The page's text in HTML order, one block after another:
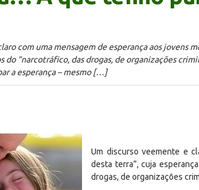
com uma mensagem de esperança aos jovens
do “narcotráfico, das drogas, de organizações
a esperança – mesmo […]
Um discurso veemente e
desta terra”, cuja
drogas, de organizações